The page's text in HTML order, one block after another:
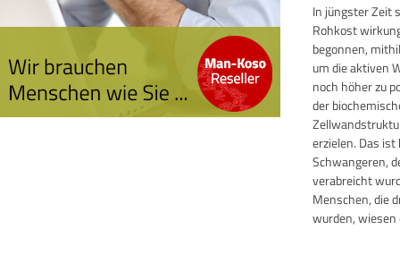
In jüngster Zeit
Rohkost
begonnen,
um die aktiven
noch höher zu
der
erzielen. Das
Schwangeren,
verabreicht
Menschen, die
wurden, wiesen